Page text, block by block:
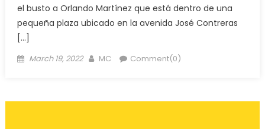
el busto a Orlando Martínez que está dentro de una
pequeña plaza ubicado en la avenida José Contreras
[…]
Posted
March 19, 2022 Author
MC Comment(0)